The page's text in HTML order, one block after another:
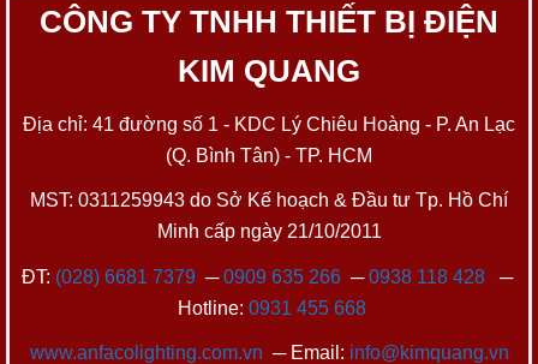
CÔNG TY TNHH THIẾT BỊ ĐIỆN
KIM QUANG
Địa chỉ: 41 đường số 1 - KDC Lý Chiêu Hoàng - P. An Lạc
(Q. Bình Tân) - TP. HCM
MST: 0311259943 do Sở Kế hoạch & Đầu tư Tp. Hồ Chí
Minh cấp ngày 21/10/2011
ĐT: (028) 6681 7379 ─0909 635 266─0938 118 428─
Hotline: 0931 455 668
www.anfacolighting.com.vn ─ Email: info@kimquang.vn